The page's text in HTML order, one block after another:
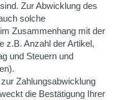
Zur Abwicklung des
solche
Zusammenhang mit der
z.B. Anzahl der Artikel,
und Steuern und
Zahlungsabwicklung
die Bestätigung Ihrer